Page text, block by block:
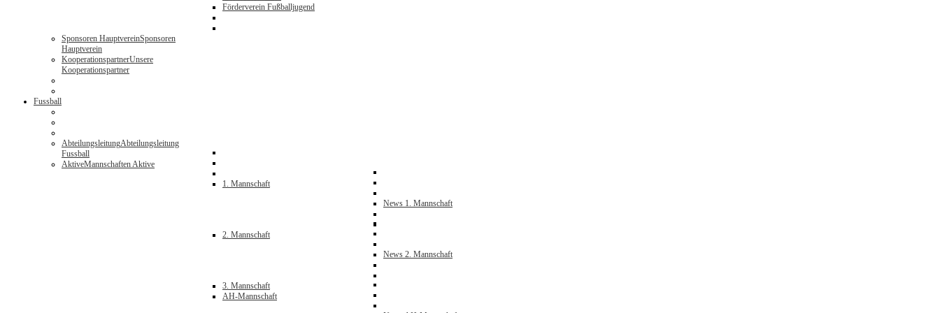
Förderverein Fußballjugend
Sponsoren HauptvereinSponsoren
Hauptverein
KooperationspartnerUnsere
Kooperationspartner
Fussball
AbteilungsleitungAbteilungsleitung
Fussball
AktiveMannschaften Aktive
1. Mannschaft
News 1. Mannschaft
2. Mannschaft
News 2. Mannschaft
3. Mannschaft
AH-Mannschaft